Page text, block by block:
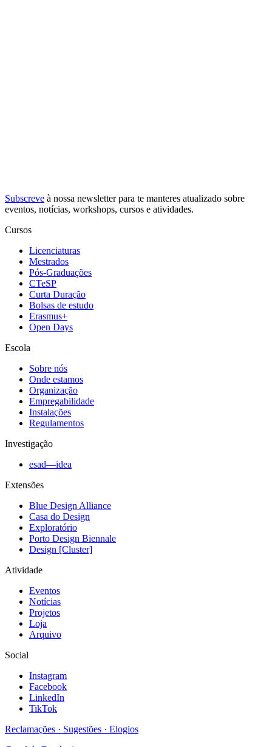
Subscreve à nossa newsletterpara te manteres atualizado sobre
eventos, notícias, workshops, cursos e atividades.
Cursos
Licenciaturas
Mestrados
Pós-Graduações
CTeSP
Curta Duração
Bolsas de estudo
Erasmus+
Open Days
Escola
Sobre nós
Onde estamos
Organização
Empregabilidade
Instalações
Regulamentos
Investigação
esad—idea
Extensões
Blue Design Alliance
Casa do Design
Exploratório
Porto Design Biennale
Design [Cluster]
Atividade
Eventos
Notícias
Projetos
Loja
Arquivo
Social
Instagram
Facebook
LinkedIn
TikTok
Reclamações · Sugestões · Elogios